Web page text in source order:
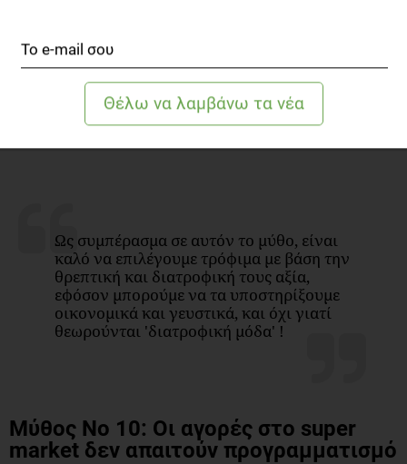
ετικέτα της κινόα με τα κλασσικά λευκά ζυμαρικά παρατηρείται
ότι η κινόα αποδίδει 10 παραπάνω θερμίδες σε σύγκριση με τα
λευκά ζυμαρικά ! Βέβαια, δεν υπάρχει σημαντική διαφορά αλλά
συχνά θεωρείται ότι η κινόα αποδίδει λιγότερες θερμίδες, άρα
μπορείς να καταναλώνεις μεγαλύτερες ποσότητες!
Ως συμπέρασμα σε αυτόν το μύθο, είναι
καλό να επιλέγουμε τρόφιμα με βάση την
θρεπτική και διατροφική τους αξία,
εφόσον μπορούμε να τα υποστηρίξουμε
οικονομικά και γευστικά, και όχι γιατί
θεωρούνται 'διατροφική μόδα' !
Μύθος Νο 10: Οι αγορές στο super
market δεν απαιτούν προγραμματισμό